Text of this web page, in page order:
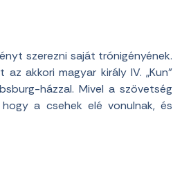
szerezni saját trónigényének.
akkori magyar király IV. „Kun”
házzal. Mivel a szövetség
a csehek elé vonulnak, és